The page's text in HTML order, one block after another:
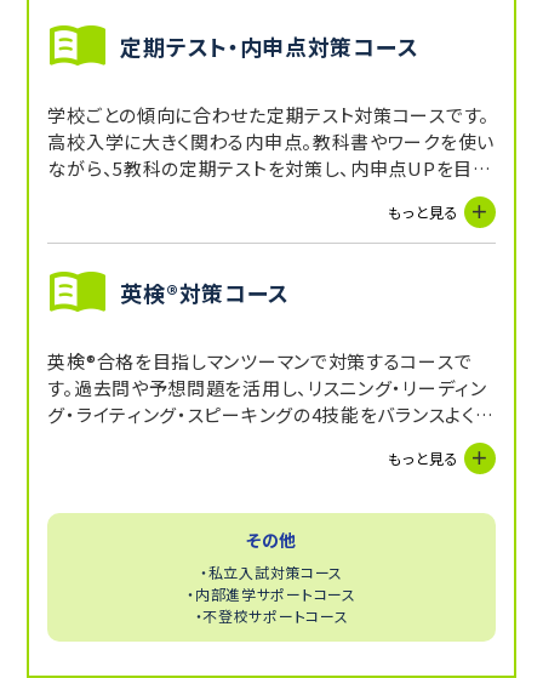
定期テスト・内申点対策コース
学校ごとの傾向に合わせた定期テスト対策コースです。
高校入学に大きく関わる内申点。教科書やワークを使い
ながら、5教科の定期テストを対策し、内申点UPを目指
します。受講していない教科に関しても、講師からの宿
題や自習スペースを活用することで補完できます。
もっと見る
英検®対策コース
英検®合格を目指しマンツーマンで対策するコースで
す。過去問や予想問題を活用し、リスニング・リーディン
グ・ライティング・スピーキングの4技能をバランスよく強
化します。現状の学力に合わせて単語・文法の基礎固め
から面接練習まで一貫したサポートで結果を出します。
もっと見る
その他
・私立入試対策コース
・内部進学サポートコース
・不登校サポートコース